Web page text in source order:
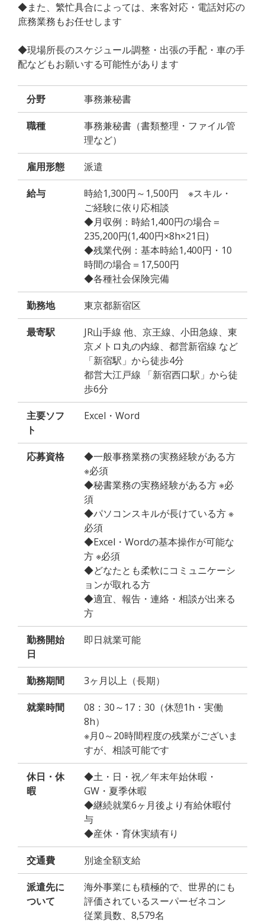
◆また、繁忙具合によっては、来客対応・電話対応の
庶務業務もお任せします
◆現場所長のスケジュール調整・出張の手配・車の手
配などもお願いする可能性があります
分野 事務兼秘書
職種
事務兼秘書（書類整理・ファイル管
理など）
雇用形態 派遣
給与
時給1,300円～1,500円 ※スキル・
ご経験に依り応相談
◆月収例：時給1,400円の場合＝
235,200円(1,400円×8h×21日)
◆残業代例：基本時給1,400円・10
時間の場合＝17,500円
◆各種社会保険完備
勤務地 東京都新宿区
最寄駅
JR山手線 他、京王線、小田急線、東
京メトロ丸の内線、都営新宿線 など
「新宿駅」から徒歩4分
都営大江戸線 「新宿西口駅」から徒
歩6分
主要ソフ
ト
Excel・Word
応募資格
◆一般事務業務の実務経験がある方
※必須
◆秘書業務の実務経験がある方 ※必
須
◆パソコンスキルが長けている方 ※
必須
◆Excel・Wordの基本操作が可能な
方 ※必須
◆どなたとも柔軟にコミュニケーシ
ョンが取れる方
◆適宜、報告・連絡・相談が出来る
方
勤務開始
日
即日就業可能
勤務期間 3ヶ月以上（長期）
就業時間
08：30～17：30（休憩1h・実働
8h）
※月0～20時間程度の残業がございま
すが、相談可能です
休日・休
暇
◆土・日・祝／年末年始休暇・
GW・夏季休暇
◆継続就業6ヶ月後より有給休暇付
与
◆産休・育休実績有り
交通費 別途全額支給
派遣先に
ついて
海外事業にも積極的で、世界的にも
評価されているスーパーゼネコン
従業員数、8,579名